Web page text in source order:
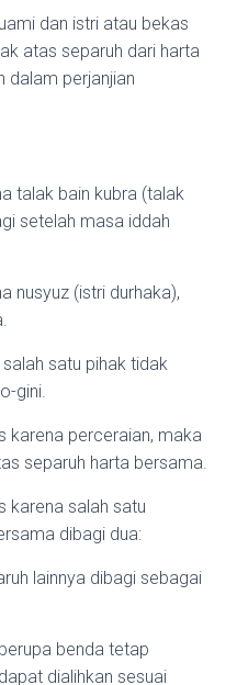
dan istri atau bekas
atas separuh dari harta
dalam perjanjian
talak bain kubra (talak
setelah masa iddah
nusyuz (istri durhaka),
satu pihak tidak
gini.
karena perceraian, maka
separuh harta bersama.
karena salah satu
dibagi dua:
lainnya dibagi sebagai
benda tetap
dialihkan sesuai